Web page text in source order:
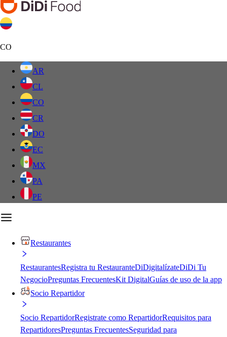
CO
AR
CL
CO
CR
DO
EC
MX
PA
PE
Restaurantes
RestaurantesRegistra tu RestauranteDiDigitalízateDiDi Tu
NegocioPreguntas FrecuentesKit DigitalGuías de uso de la app
Socio Repartidor
Socio RepartidorRegistrate como RepartidorRequisitos para
RepartidoresPreguntas FrecuentesSeguridad para